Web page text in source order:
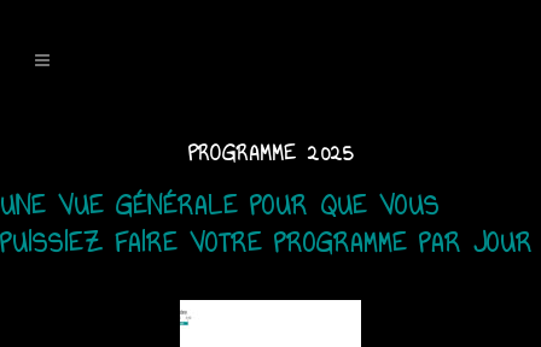
PROGRAMME 2025
UNE VUE GÉNÉRALE POUR QUE VOUS
PUISSIEZ FAIRE VOTRE PROGRAMME PAR JOUR